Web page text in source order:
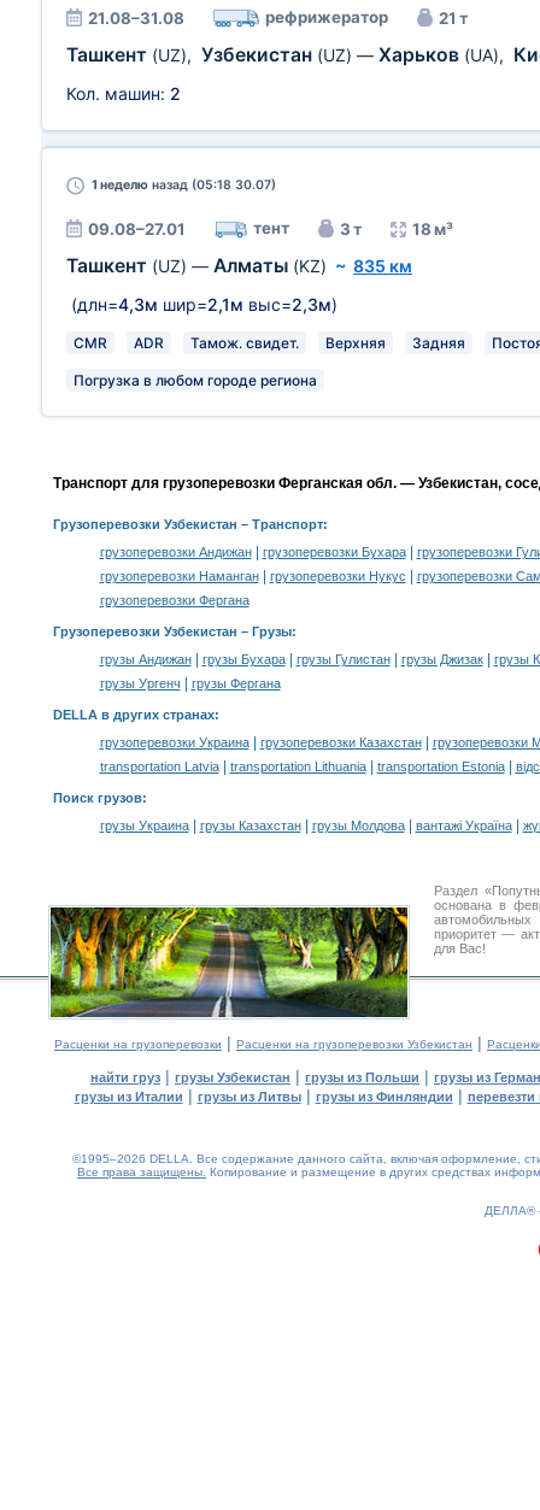
21.08–31.08 рефрижератор 21 т
Ташкент (UZ), Узбекистан (UZ) — Харьков (UA),
Кол. машин: 2
1 неделю назад (05:18 30.07)
09.08–27.01 тент 3 т 18 м³
Ташкент (UZ) — Алматы (KZ) ~ 835 км
(длн=4,3м шир=2,1м выс=2,3м)
CMR ADR Тамож. свидет. Верхняя Задняя
Погрузка в любом городе региона
Транспорт для грузоперевозки Ферганская обл. — Узбекистан,
Грузоперевозки Узбекистан – Транспорт:
грузоперевозки Андижан| грузоперевозки Бухара|
грузоперевозки
грузоперевозки Наманган| грузоперевозки Нукус
грузоперевозки
грузоперевозки Фергана
Грузоперевозки Узбекистан – Грузы:
грузы Андижан| грузы Бухара| грузы Гулистан| грузы Джизак|
грузы
грузы Ургенч
грузы Фергана
DELLA в других странах:
грузоперевозки Украина| грузоперевозки Казахстан|
грузоперевозки
transportation Latvia| transportation Lithuania| transportation Estonia|
Поиск грузов:
грузы Украина| грузы Казахстан| грузы Молдова| вантажі Україна|
Раздел
основана в
приоритет —
для Вас!
Расценки на грузоперевозки | Расценки на грузоперевозки Узбекистан |
найти груз | грузы Узбекистан | грузы из Польши | грузы из
грузы из Италии | грузы из Литвы| грузы из Финляндии | перевезти
©1995–2026 DELLA. Все содержание данного сайта, включая оформление,
Все права защищены. Копирование и размещение в других средствах